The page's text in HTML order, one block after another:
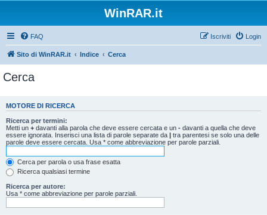
WinRAR.it
FAQ Login
Iscriviti
Sito di WinRAR.it Indice Cerca
Cerca
MOTORE DI RICERCA
Ricerca per termini:
Metti un + davanti alla parola che deve essere cercata e un - davanti a quella che deve
essere ignorata. Inserisci una lista di parole separate da | tra parentesi se solo una delle
parole deve essere cercata. Usa * come abbreviazione per parole parziali.
Cerca per parola o usa frase esatta
Ricerca qualsiasi termine
Ricerca per autore:
Usa * come abbreviazione per parole parziali.